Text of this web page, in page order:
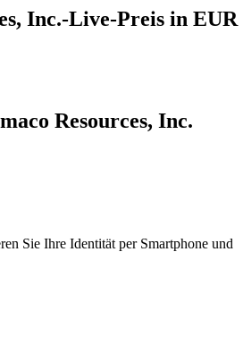
Inc.-Live-Preis in EUR
Resources, Inc.
Sie Ihre Identität per Smartphone und